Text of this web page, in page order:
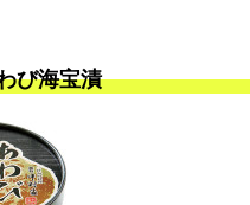
び海宝漬